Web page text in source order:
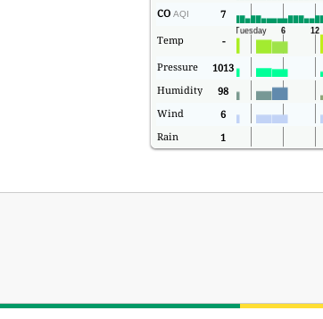
CO AQI 7
Temp
-
Pressure
1013
Humidity
98
Wind
6
Rain
1